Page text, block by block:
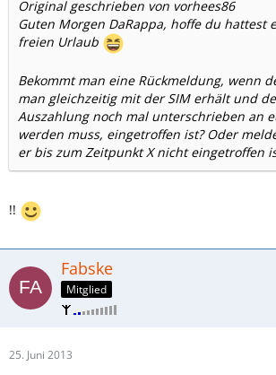
Original geschrieben von vorhees86
Guten Morgen DaRappa, hoffe du hattest
freien Urlaub
Bekommt man eine Rückmeldung, wenn
man gleichzeitig mit der SIM erhält und
Auszahlung noch mal unterschrieben an
werden muss, eingetroffen ist? Oder
er bis zum Zeitpunkt X nicht eingetroffen
!!
Fabske
Mitglied
25. Juni 2013